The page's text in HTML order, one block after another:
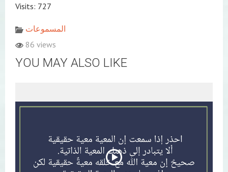
Visits: 727
المسموعات
86 views
YOU MAY ALSO LIKE